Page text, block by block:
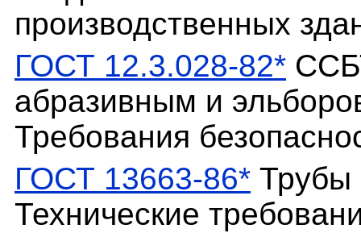
производственных
ГОСТ 12.3.028-82*
абразивным и
Требования
ГОСТ 13663-86* Трубы
Технические